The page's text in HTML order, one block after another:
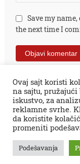
Save my
the next time I
Sva
impresum PR tekstovi
Zaječarske VESTI
Ovaj sajt koristi
na sajtu,
iskustvo, za
reklamne svrhe.
da koristite
promeniti
Podešavanja